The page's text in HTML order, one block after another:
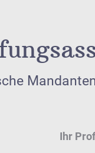
Mandanten
Ihr